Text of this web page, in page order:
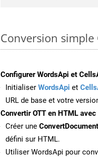
Conversion simple
Configurer WordsApi et
Initialiser WordsApi et
URL de base et votre
Convertir OTT en HTML avec
Créer une
défini sur HTML.
Utiliser WordsApi pour